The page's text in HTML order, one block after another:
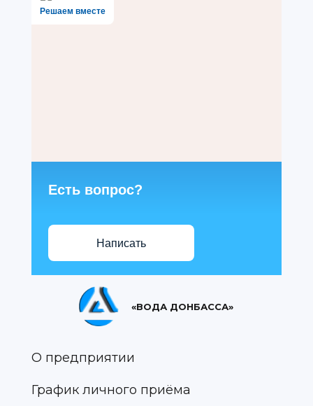
Решаем вместе
Есть вопрос?
Написать
«ВОДА ДОНБАССА»
О предприятии
График личного приёма